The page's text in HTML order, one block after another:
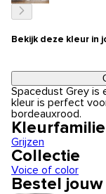
Bekijk deze kleur in
Spacedust Grey is
kleur is perfect
bordeauxrood.
Kleurfamilie
Grijzen
Collectie
Voice of color
Bestel